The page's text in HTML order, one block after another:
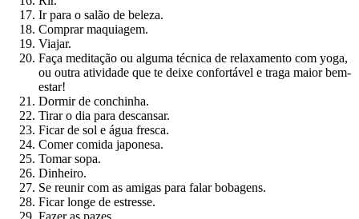
Ir para o salão de beleza.
Comprar maquiagem.
Viajar.
Faça meditação ou alguma técnica de relaxamento com yoga,
ou outra atividade que te deixe confortável e traga maior bem-
estar!
Dormir de conchinha.
Tirar o dia para descansar.
Ficar de sol e água fresca.
Comer comida japonesa.
Tomar sopa.
Dinheiro.
Se reunir com as amigas para falar bobagens.
Ficar longe de estresse.
Fazer as pazes.